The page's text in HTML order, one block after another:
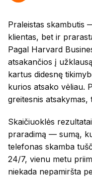
Praleistas skambutis
klientas, bet ir
Pagal Harvard
atsakančios į
kartus didesnę
kurios atsako vėliau.
greitesnis atsakymas,
Skaičiuoklės
praradimą — sumą,
telefonas skamba
24/7, vienu metu
niekada nepamiršta